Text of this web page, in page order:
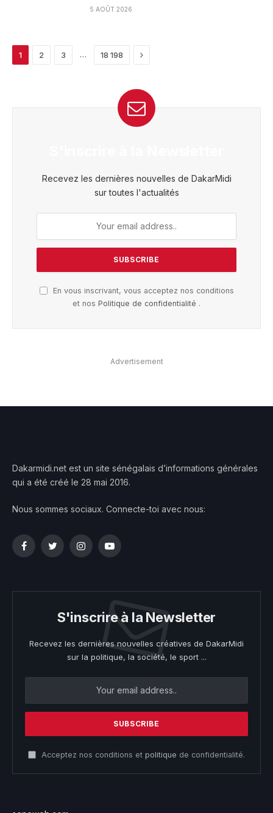
5 AOÛT 2026
1 2 3 … 18 198 Next
Recevez les dernières nouvelles de DakarMidi
sur toutes l'actualités
En vous inscrivant, vous acceptez nos conditions
et nos Politique de confidentialité .
Advertisement
Dakarmidi.net est un site sénégalais d’informations générales
qui a été créé le 28 mai 2016.
Nous sommes sociaux. Connecte-toi avec nous:
FacebookTwitterInstagramYouTube
S'inscrire à la Newsletter
Recevez les dernières nouvelles créatives de DakarMidi
sur la politique, la société, le sport ...
Acceptez nos conditions et politique de confidentialité.